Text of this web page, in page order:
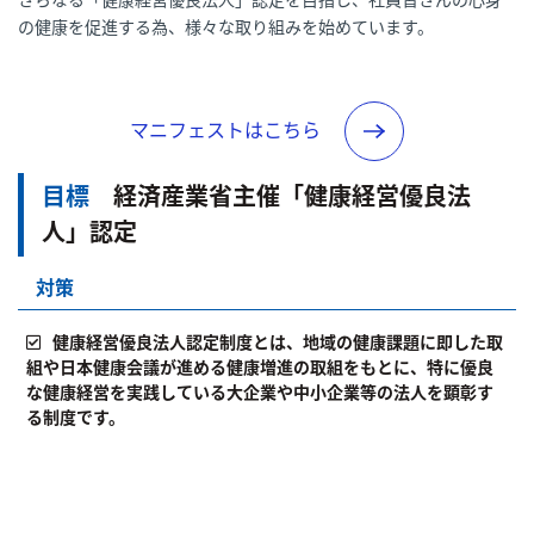
の健康を促進する為、様々な取り組みを始めています。
マニフェストはこちら
目標
経済産業省主催「健康経営優良法
人」認定
対策
健康経営優良法人認定制度とは、地域の健康課題に即した取
組や日本健康会議が進める健康増進の取組をもとに、特に優良
な健康経営を実践している大企業や中小企業等の法人を顕彰す
る制度です。